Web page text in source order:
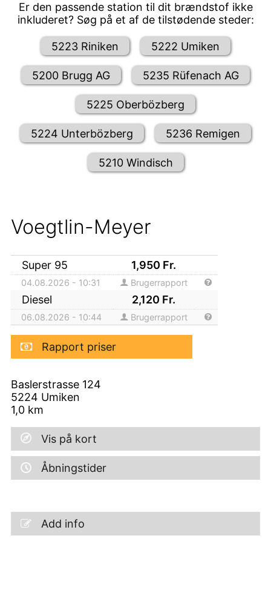
Er den passende station til dit brændstof ikke
inkluderet? Søg på et af de tilstødende steder:
5223 Riniken 5222 Umiken
5200 Brugg AG 5235 Rüfenach AG
5225 Oberbözberg
5224 Unterbözberg 5236 Remigen
5210 Windisch
Voegtlin-Meyer
Super 95 1,950 Fr.
04.08.2026 - 10:31 Brugerrapport
Diesel 2,120 Fr.
06.08.2026 - 10:44 Brugerrapport
Rapport priser
Baslerstrasse 124
5224 Umiken
1,0 km
Vis på kort
Åbningstider
Add info